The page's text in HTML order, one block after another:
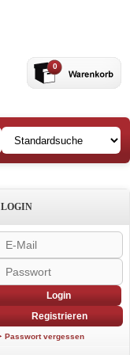
0
LOGIN
Login
Registrieren
Passwort vergessen